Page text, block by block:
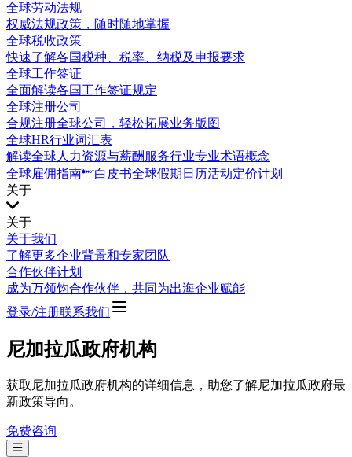
全球劳动法规
权威法规政策，随时随地掌握
全球税收政策
快速了解各国税种、税率、纳税及申报要求
全球工作签证
全面解读各国工作签证规定
全球注册公司
合规注册全球公司，轻松拓展业务版图
全球HR行业词汇表
解读全球人力资源与薪酬服务行业专业术语概念
全球雇佣指南
白皮书全球假期日历活动定价计划
关于
关于
关于我们
了解更多企业背景和专家团队
合作伙伴计划
成为万领钧合作伙伴，共同为出海企业赋能
登录/注册联系我们
尼加拉瓜政府机构
获取尼加拉瓜政府机构的详细信息，助您了解尼加拉瓜政府最
新政策导向。
免费咨询